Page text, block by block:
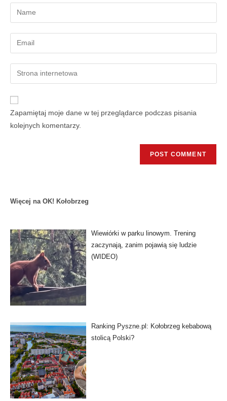
Zapamiętaj moje dane w tej przeglądarce podczas pisania
kolejnych komentarzy.
Więcej na OK! Kołobrzeg
Wiewiórki w parku linowym. Trening
zaczynają, zanim pojawią się ludzie
(WIDEO)
Ranking Pyszne.pl: Kołobrzeg kebabową
stolicą Polski?